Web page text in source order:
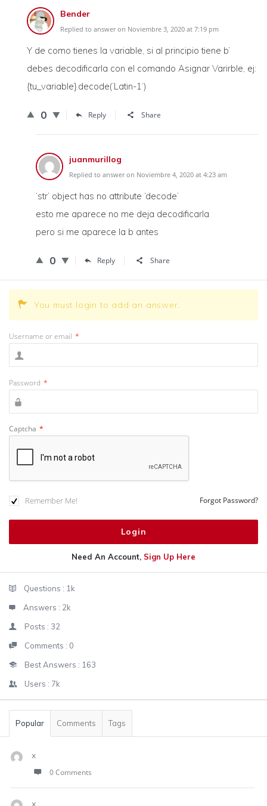
Bender
Replied to answer on Noviembre 3, 2020 at 7:19 pm
Y de como tienes la variable, si al principio tiene b’
debes decodificarla con el comando Asignar Varirble, ej:
{tu_variable}.decode(‘Latin-1’)
0 Reply Share
juanmurillog
Replied to answer on Noviembre 4, 2020 at 4:23 am
‘str’ object has no attribute ‘decode’
esto me aparece no me deja decodificarla
pero si me aparece la b antes
0 Reply Share
You must login to add an answer.
Username or email *
Password *
Captcha *
Remember Me! Forgot Password?
Need An Account, Sign Up Here
StatsQuestions : 1k
Answers : 2k
Posts : 32
Comments : 0
Best Answers : 163
Users : 7k
Popular Comments Tags
x
0 Comments
x